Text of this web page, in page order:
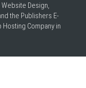
Website Design,
the Publishers E-
Hosting Company in